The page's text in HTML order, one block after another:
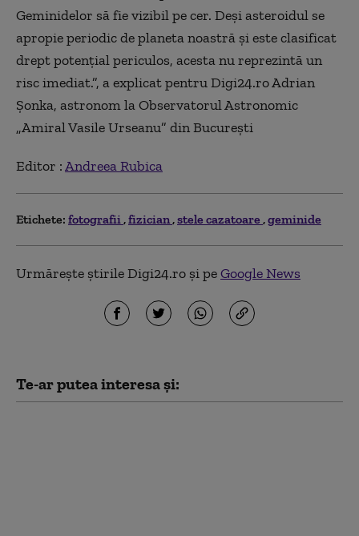
Geminidelor să fie vizibil pe cer. Deși asteroidul se
apropie periodic de planeta noastră și este clasificat
drept potențial periculos, acesta nu reprezintă un
risc imediat.”, a explicat pentru Digi24.ro Adrian
Șonka, astronom la Observatorul Astronomic
„Amiral Vasile Urseanu” din București
Editor :Andreea Rubica
Etichete: fotografii fizician stele cazatoare geminide
Urmărește știrile Digi24.ro și peGoogle News
Te-ar putea interesa și: